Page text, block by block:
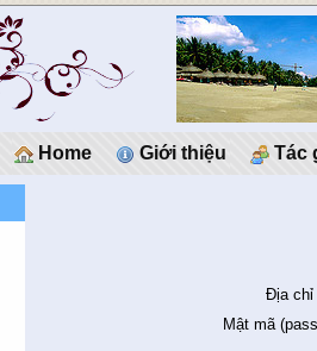
Home Giới thiệu Tác
Địa chỉ
Mật mã